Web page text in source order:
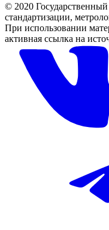
© 2020
стандартизации,
При использовании
активная ссылка на